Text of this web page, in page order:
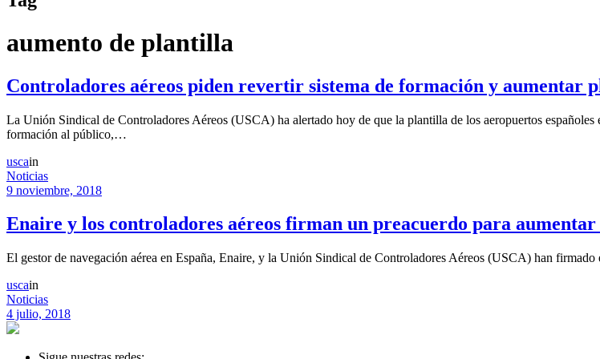
aumento de plantilla
Controladores aéreos piden revertir sistema de formación y aumentar
La Unión Sindical de Controladores Aéreos (USCA) ha alertado hoy de que la plantilla de los aeropuertos
formación al público,…
uscain
Noticias
9 noviembre, 2018
Enaire y los controladores aéreos firman un preacuerdo para
El gestor de navegación aérea en España, Enaire, y la Unión Sindical de Controladores Aéreos (USCA) han
uscain
Noticias
4 julio, 2018